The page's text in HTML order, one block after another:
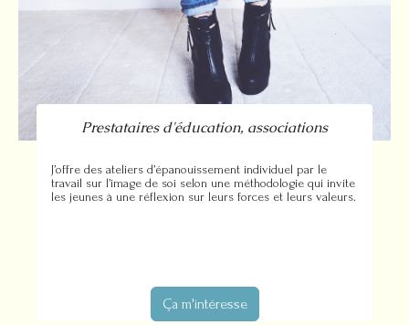
Prestataires d'éducation, associations
J’offre des ateliers d’épanouissement individuel par le
travail sur l’image de soi selon une méthodologie qui invite
les jeunes à une réflexion sur leurs forces et leurs valeurs.
Ça m'intéresse